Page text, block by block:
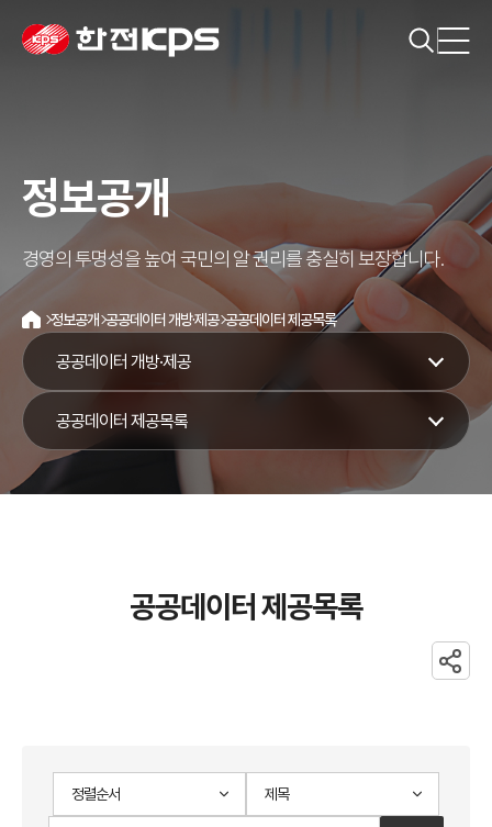
정보공개
경영의 투명성을 높여 국민의 알 권리를 충실히 보장합니다.
홈 정보공개 공공데이터 개방·제공 공공데이터 제공목록
공공데이터 개방·제공
공공데이터 제공목록
공공데이터 제공목록
공유
공공데이터
제공목록
게시물
검색
검색순서
검색
검색어